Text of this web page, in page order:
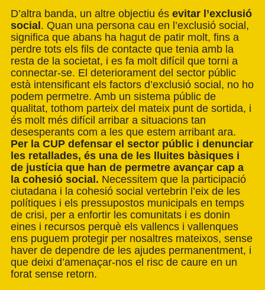
D’altra banda, un altre objectiu és evitar l’exclusió
social . Quan una persona cau en l’exclusió social,
significa que abans ha hagut de patir molt, fins a
perdre tots els fils de contacte que tenia amb la
resta de la societat, i es fa molt difícil que torni a
connectar-se. El deteriorament del sector públic
està intensificant els factors d’exclusió social, no ho
podem permetre. Amb un sistema públic de
qualitat, tothom parteix del mateix punt de sortida, i
és molt més difícil arribar a situacions tan
desesperants com a les que estem arribant ara.
Per la CUP defensar el sector públic i denunciar
les retallades, és una de les lluites bàsiques i
de justícia que han de permetre avançar cap a
la cohesió social. Necessitem que la participació
ciutadana i la cohesió social vertebrin l’eix de les
polítiques i els pressupostos municipals en temps
de crisi, per a enfortir les comunitats i es donin
eines i recursos perquè els vallencs i vallenques
ens puguem protegir per nosaltres mateixos, sense
haver de dependre de les ajudes permanentment, i
que deixi d’amenaçar-nos el risc de caure en un
forat sense retorn.